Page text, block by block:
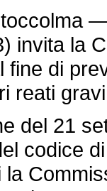
invita la
fine di
reati
del 21
codice